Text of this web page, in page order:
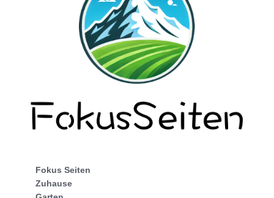
Fokus Seiten
Zuhause